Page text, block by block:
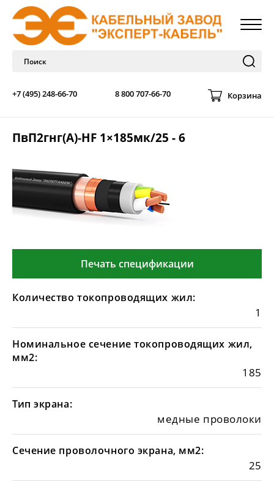
+7 (495) 248-66-70 8 800 707-66-70 Корзина
ПвП2гнг(А)-HF 1×185мк/25 - 6
Печать спецификации
Количество токопроводящих жил:
1
Номинальное сечение токопроводящих жил,
мм2:
185
Тип экрана:
медные проволоки
Сечение проволочного экрана, мм2:
25